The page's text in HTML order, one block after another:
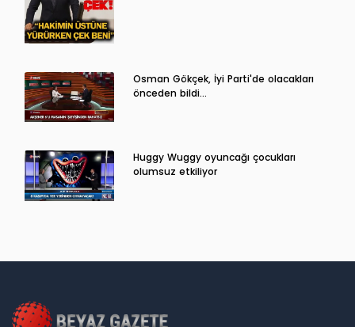
Osman Gökçek, İyi Parti'de olacakları
önceden bildi...
Huggy Wuggy oyuncağı çocukları
olumsuz etkiliyor